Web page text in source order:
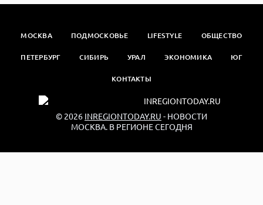
МОСКВА ПОДМОСКОВЬЕ LIFESTYLE ОБЩЕСТВО
ПЕТЕРБУРГ СИБИРЬ УРАЛ ЭКОНОМИКА ЮГ
КОНТАКТЫ
© 2026 INREGIONTODAY.RU - НОВОСТИ
МОСКВА. В РЕГИОНЕ СЕГОДНЯ